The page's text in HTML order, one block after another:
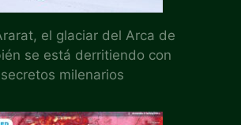
el glaciar del Arca de
se está derritiendo con
milenarios